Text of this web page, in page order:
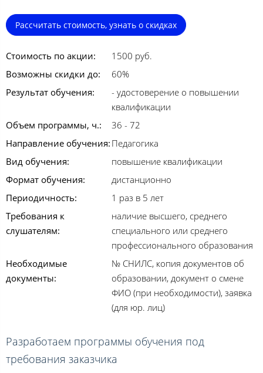
Рассчитать стоимость, узнать о скидках
Стоимость по акции:
1500 руб.
Возможны скидки до:
60%
Результат обучения:
- удостоверение о повышении
квалификации
Объем программы, ч.:
36 - 72
Направление обучения: Педагогика
Вид обучения:
повышение квалификации
Формат обучения:
дистанционно
Периодичность:
1 раз в 5 лет
Требования к
слушателям:
наличие высшего, среднего
специального или среднего
профессионального образования
Необходимые
документы:
№ СНИЛС, копия документов об
образовании, документ о смене
ФИО (при необходимости), заявка
(для юр. лиц)
Разработаем программы обучения под
требования заказчика